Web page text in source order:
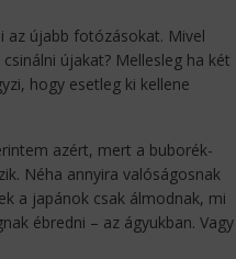
az újabb fotózásokat. Mivel
újakat? Mellesleg ha két
hogy esetleg ki kellene
azért, mert a buborék-
Néha annyira valóságosnak
a japánok csak álmodnak, mi
ébredni – az ágyukban. Vagy